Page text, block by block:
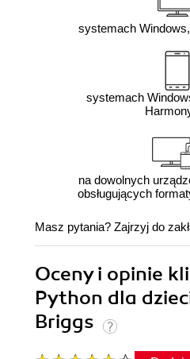
systemach
systemach
na dowolnych
obsługujących
Masz pytania? Zajrzyj do
Oceny i opinie
Python dla
Briggs